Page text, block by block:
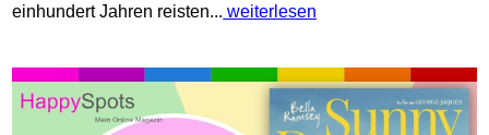
einhundert Jahren reisten... weiterlesen